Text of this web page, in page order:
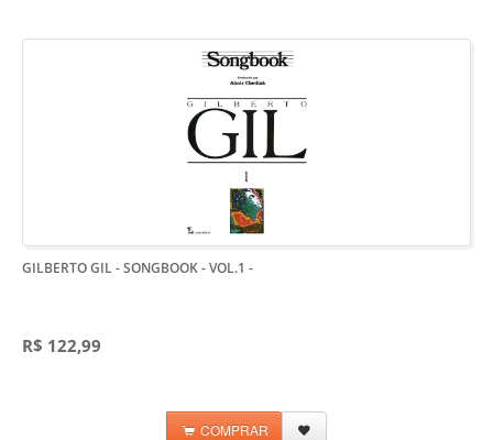
GILBERTO GIL - SONGBOOK - VOL.1 -
R$ 122,99
COMPRAR